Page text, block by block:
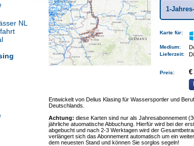
NL
1-
Karte für:
Medium:
Lieferzeit:
Preis:
€
Entwickelt von Delius Klasing für Wassersportler und
Deutschlands.
Achtung: diese Karten sind nur als Jahresabonnement
jährliche atuomatische Abbuchung. Hierfür wird bei der
abgebucht und nach 2-3 Werktagen wird der
verlängert sich das Abonnement automatisch um ein
dem neuesten Stand und können Sie sorglos segeln!